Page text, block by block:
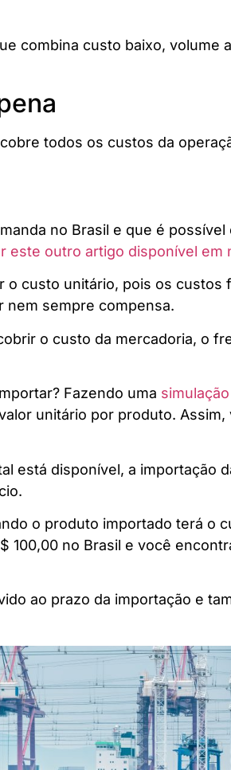
combina custo baixo, volume
todos os custos da
no Brasil e que é
este outro artigo disponível em
custo unitário, pois os
nem sempre compensa.
o custo da mercadoria, o
Fazendo uma
unitário por produto.
está disponível, a importação
o produto importado terá o
no Brasil e você
ao prazo da importação e